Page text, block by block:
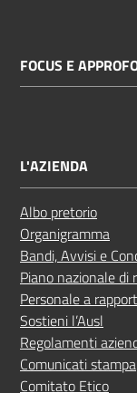
FOCUS E
L'AZIENDA
Albo pretorio
Organigramma
Bandi, Avvisi e
Piano nazionale di
Personale a
Sostieni l’Ausl
Regolamenti
Comunicati stampa
Comitato Etico